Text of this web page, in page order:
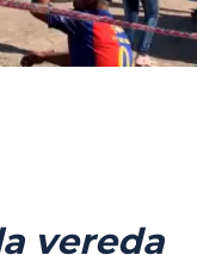
vereda